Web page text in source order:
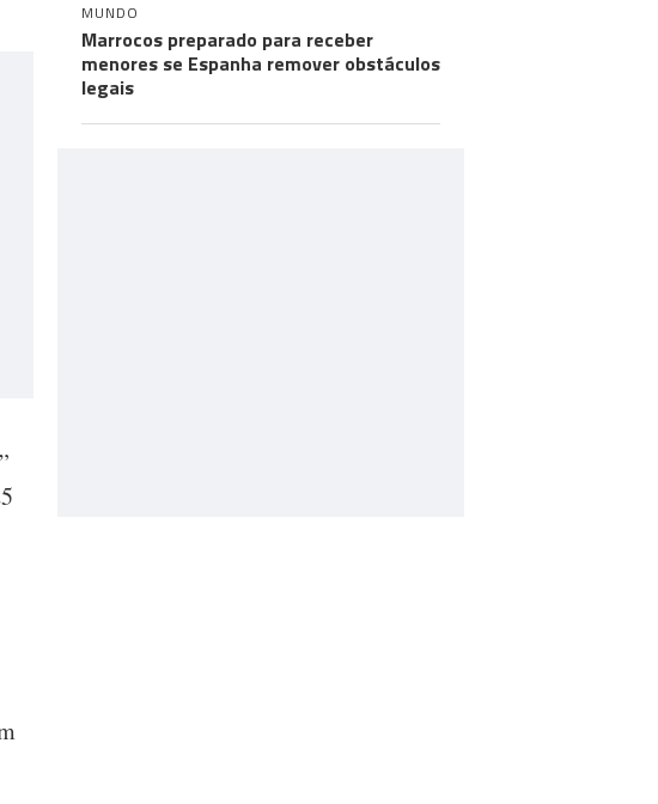
MUNDO
Marrocos preparado para receber
menores se Espanha remover obstáculos
legais